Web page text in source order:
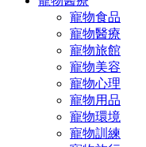
寵物食品
寵物醫療
寵物旅館
寵物美容
寵物心理
寵物用品
寵物環境
寵物訓練